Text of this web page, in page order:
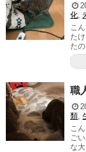
化
こ
た
た
職
類
こ
ご
な